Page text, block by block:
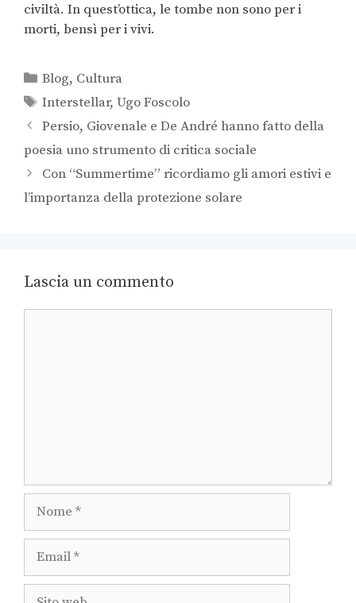
civiltà. In quest’ottica, le tombe non sono per i
morti, bensì per i vivi.
Blog, Cultura
Interstellar,Ugo Foscolo
Persio, Giovenale e De André hanno fatto della
poesia uno strumento di critica sociale
Con “Summertime” ricordiamo gli amori estivi e
l’importanza della protezione solare
Lascia un commento